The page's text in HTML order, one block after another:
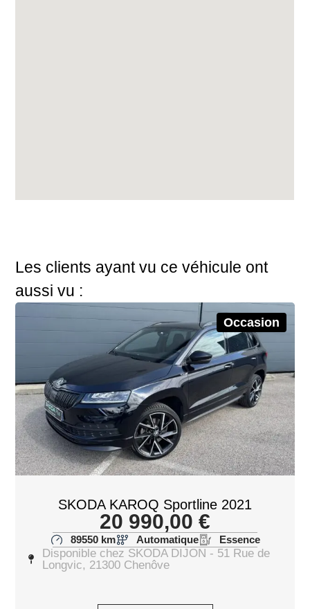
Les clients ayant vu ce véhicule ont
aussi vu :
Occasion
SKODA KAROQ Sportline 2021
20 990,00 €
89550 km Automatique Essence
Disponible chez SKODA DIJON - 51 Rue de
Longvic, 21300 Chenôve